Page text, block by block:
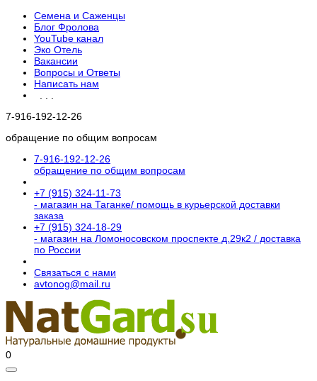
Семена и Саженцы
Блог Фролова
YouTube канал
Эко Отель
Вакансии
Вопросы и Ответы
Написать нам
7-916-192-12-26
обращение по общим вопросам
7-916-192-12-26
обращение по общим вопросам
+7 (915) 324-11-73
- магазин на Таганке/ помощь в курьерской доставки
заказа
+7 (915) 324-18-29
- магазин на Ломоносовском проспекте д.29к2 / доставка
по России
Связаться с нами
avtonog@mail.ru
0